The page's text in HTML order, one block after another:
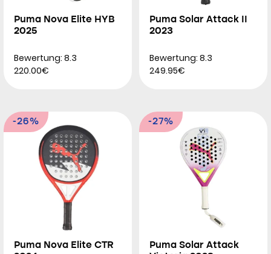
Puma Nova Elite HYB
2025
Bewertung: 8.3
220.00€
Puma Solar Attack II
2023
Bewertung: 8.3
249.95€
-26%
Puma Nova Elite CTR
-27%
Puma Solar Attack